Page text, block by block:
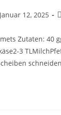
Januar 12, 2025
Zutaten: 40
3